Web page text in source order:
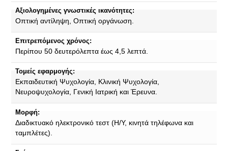
Αξιολογημένες γνωστικές ικανότητες:
Οπτική αντίληψη, Οπτική οργάνωση.
Επιτρεπόμενος χρόνος:
Περίπου 50 δευτερόλεπτα έως 4,5 λεπτά.
Τομείς εφαρμογής:
Εκπαιδευτική Ψυχολογία, Κλινική Ψυχολογία,
Νευροψυχολογία, Γενική Ιατρική και Έρευνα.
Μορφή:
Διαδικτυακό ηλεκτρονικό τεστ (Η/Υ, κινητά τηλέφωνα και
ταμπλέτες).